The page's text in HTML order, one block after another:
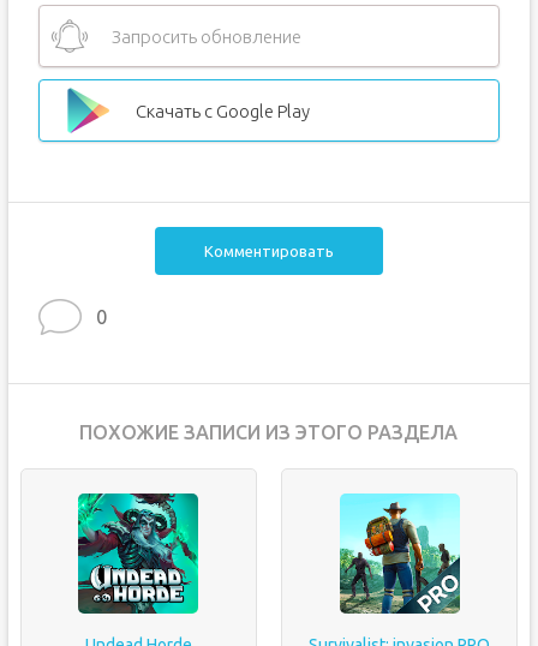
Запросить обновление
Скачать с Google Play
Комментировать
0
ПОХОЖИЕ ЗАПИСИ ИЗ ЭТОГО РАЗДЕЛА